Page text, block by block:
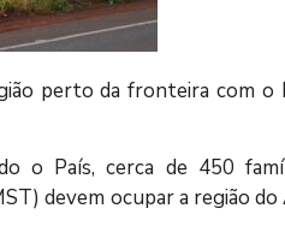
perto da fronteira com o
o País, cerca de 450
devem ocupar a região